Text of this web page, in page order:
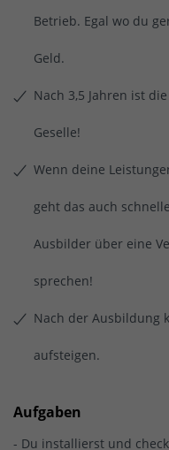
Betrieb. Egal wo du
Geld.
Nach 3,5 Jahren ist
Geselle!
Wenn deine
geht das auch
Ausbilder über eine
sprechen!
Nach der Ausbildung
aufsteigen.
Aufgaben
- Du installierst und